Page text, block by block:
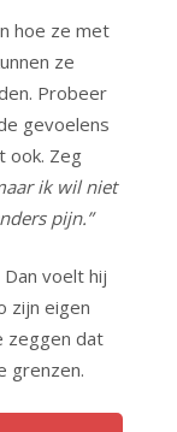
hoe ze met
ze
Probeer
gevoelens
ook. Zeg
ik wil niet
pijn.”
voelt hij
zijn eigen
zeggen dat
grenzen.